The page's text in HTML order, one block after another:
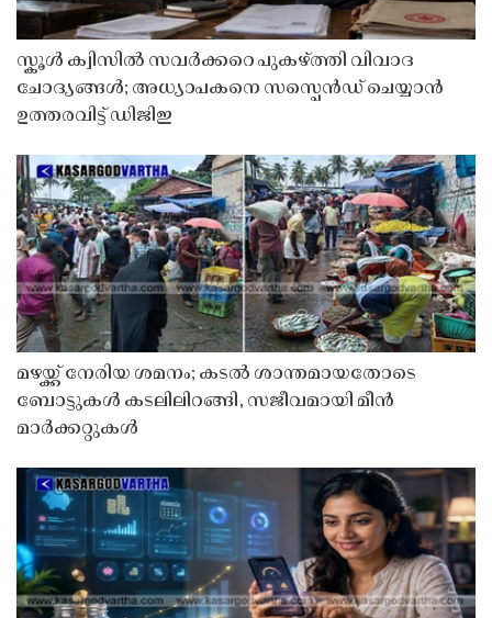
സ്കൂൾ ക്വിസിൽ സവർക്കറെ പുകഴ്ത്തി വിവാദ
ചോദ്യങ്ങൾ; അധ്യാപകനെ സസ്പെൻഡ് ചെയ്യാൻ
ഉത്തരവിട്ട് ഡിജിഇ
മഴയ്ക്ക് നേരിയ ശമനം; കടൽ ശാന്തമായതോടെ
ബോട്ടുകൾ കടലിലിറങ്ങി, സജീവമായി മീൻ
മാർക്കറ്റുകൾ